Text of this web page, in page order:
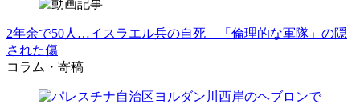
2年余で50人…イスラエル兵の自死 「倫理的な軍隊」の隠
された傷
コラム・寄稿